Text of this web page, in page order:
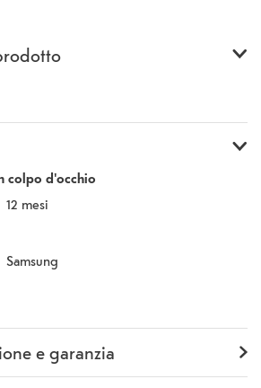
colpo d'occhio
12 mesi
Samsung
e garanzia
12 mesi